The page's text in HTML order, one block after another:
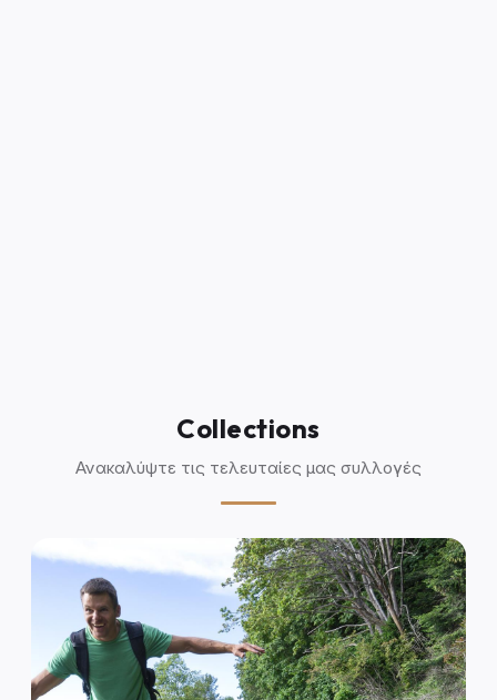
Collections
Ανακαλύψτε τις τελευταίες μας συλλογές